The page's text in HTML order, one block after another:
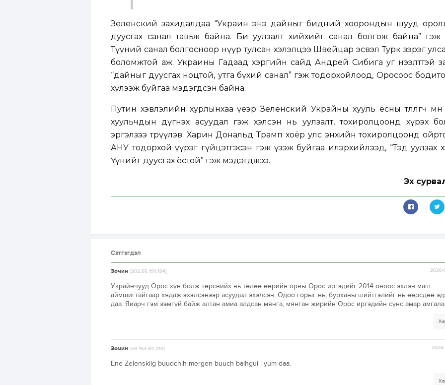
Зеленский захидалдаа “Украин энэ дайныг бидний хоорондын шууд
дуусгах санал тавьж байна. Би уулзалт хийхийг санал болгож байна” гэж
Түүний санал болгосноор нүүр тулсан хэлэлцээ Швейцар эсвэл Турк зэрэг
боломжтой аж. Украины Гадаад хэргийн сайд Андрей Сибига уг нээлттэй
“дайныг дуусгах ноцтой, утга бүхий санал” гэж тодорхойлоод, Оросоос
хүлээж буйгаа мэдэгдсэн байна.
Путин хэвлэлийн хурлынхаа үеэр Зеленский Украйны хууль ёсны төлөөлөгч
хуульчдын дүгнэх асуудал гэж хэлсэн нь уулзалт, тохиролцоонд хүрэх
эргэлзээ төрүүлэв. Харин Дональд Трамп хоёр улс энхийн тохиролцоонд
АНУ тодорхой үүрэг гүйцэтгэсэн гэж үзэж буйгаа илэрхийлээд, “Тэд уулзах
Үүнийг дуусгах ёстой” гэж мэдэгджээ.
Эх
Сэтгэгдэл
Зочин [202.55.191.194] 2026-
Украйнчууд Орос хүн болж төрснийх нь төлөө өөрийн орны Орос иргэдийг 2014 оноос эхлэн маш
аймшигтайгаар хядаж эхэлсэнээр асуудал эхэлсэн. Одоо горыг нь, бурханы шийтгэлийг нь өөрсдөө
даа. Яиарч гэм зэмгүй байж алтан амиа алдсан мянга, мянган жирийн Орос иргэдийн сүнс амар
Зочин [59.153.84.210]
Ene Zelenskiig buudchih mergen buuch baihgui l yum daa.